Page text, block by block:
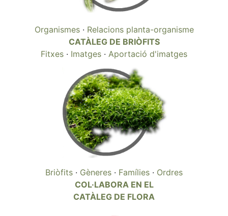
Organismes· Relacions planta-organisme
CATÀLEG DE BRIÒFITS
Fitxes · Imatges · Aportació d'imatges
Briòfits · Gèneres · Famílies · Ordres
COL·LABORA EN EL
CATÀLEG DE FLORA